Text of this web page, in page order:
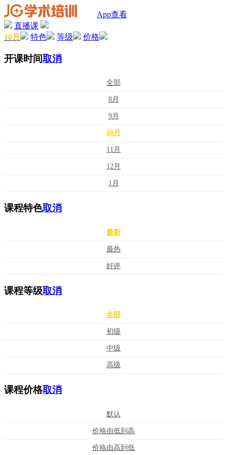
App查看
直播课
10月
特色 等级 价格
开课时间取消
全部
8月
9月
10月
11月
12月
1月
课程特色取消
最新
最热
好评
课程等级取消
全部
初级
中级
高级
课程价格取消
默认
价格由低到高
价格由高到低